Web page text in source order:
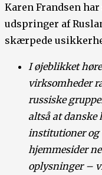
Karen Frandsen
udspringer af
skærpede
I øjeblikket
virksomheder
russiske
altså at danske
institutioner og
hjemmesider
oplysninger –